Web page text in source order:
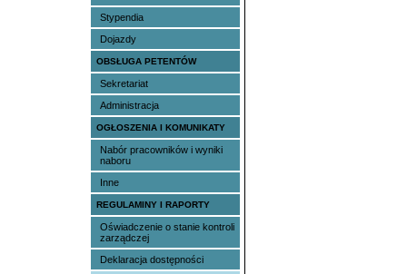
Stypendia
Dojazdy
OBSŁUGA PETENTÓW
Sekretariat
Administracja
OGŁOSZENIA I KOMUNIKATY
Nabór pracowników i wyniki
naboru
Inne
REGULAMINY I RAPORTY
Oświadczenie o stanie kontroli
zarządczej
Deklaracja dostępności